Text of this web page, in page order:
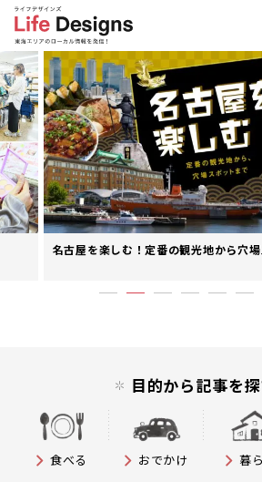
名古屋を楽しむ！定番の観光地から穴
目的から記事を
食べる おでかけ 暮